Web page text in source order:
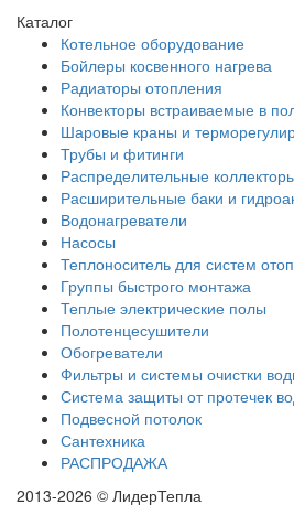
Каталог
Котельное оборудование
Бойлеры косвенного нагрева
Радиаторы отопления
Конвекторы встраиваемые в
Шаровые краны и
Трубы и фитинги
Распределительные
Расширительные баки и
Водонагреватели
Насосы
Теплоноситель для систем
Группы быстрого монтажа
Теплые электрические полы
Полотенцесушители
Обогреватели
Фильтры и системы очистки
Система защиты от протечек
Подвесной потолок
Сантехника
РАСПРОДАЖА
2013-2026 © ЛидерТепла